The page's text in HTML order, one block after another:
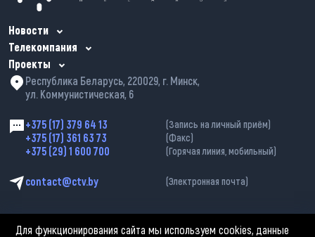
Новости
Телекомпания
Проекты
Республика Беларусь, 220029, г. Минск,
ул. Коммунистическая, 6
+375 (17) 379 64 13 (Запись на личный приём)
+375 (17) 361 63 73 (Факс)
+375 (29) 1 600 700 (Горячая линия, мобильный)
contact@ctv.by (Электронная почта)
Для функционирования сайта мы используем cookies, данные